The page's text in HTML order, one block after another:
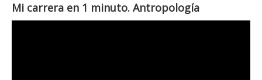
Mi carrera en 1 minuto. Antropología